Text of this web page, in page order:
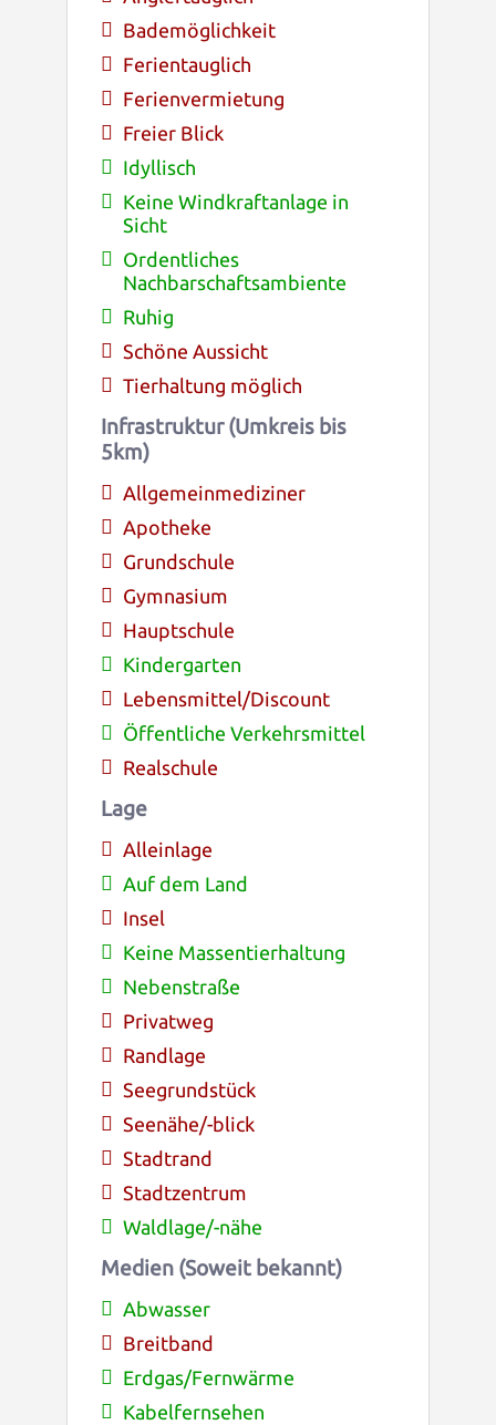
Bademöglichkeit
Ferientauglich
Ferienvermietung
Freier Blick
Idyllisch
Keine Windkraftanlage in
Sicht
Ordentliches
Nachbarschaftsambiente
Ruhig
Schöne Aussicht
Tierhaltung möglich
Infrastruktur (Umkreis bis
5km)
Allgemeinmediziner
Apotheke
Grundschule
Gymnasium
Hauptschule
Kindergarten
Lebensmittel/Discount
Öffentliche Verkehrsmittel
Realschule
Lage
Alleinlage
Auf dem Land
Insel
Keine Massentierhaltung
Nebenstraße
Privatweg
Randlage
Seegrundstück
Seenähe/-blick
Stadtrand
Stadtzentrum
Waldlage/-nähe
Medien (Soweit bekannt)
Abwasser
Breitband
Erdgas/Fernwärme
Kabelfernsehen